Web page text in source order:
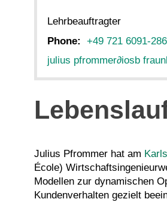
Lehrbeauftragter
Phone:
+49 721 6091-286
julius pfrommer∂iosb
Julius Pfrommer hat am
École)
Modellen zur dynamischen
Kundenverhalten gezielt